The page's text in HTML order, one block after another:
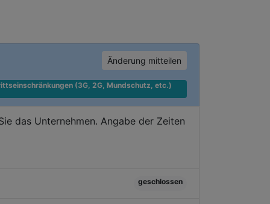
Änderung mitteilen
(3G, 2G, Mundschutz, etc.)
das Unternehmen. Angabe der Zeiten
geschlossen